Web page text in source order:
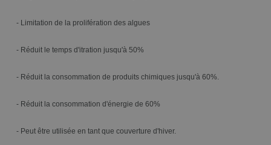
- Limitation de la prolifération des algues
- Réduit le temps d'itration jusqu'à 50%
- Réduit la consommation de produits chimiques jusqu'à 60%.
- Réduit la consommation d'énergie de 60%
- Peut être utilisée en tant que couverture d'hiver.